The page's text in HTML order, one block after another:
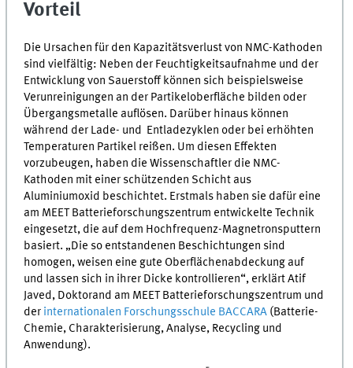
Vorteil
Die Ursachen für den Kapazitätsverlust von NMC-Kathoden
sind vielfältig: Neben der Feuchtigkeitsaufnahme und der
Entwicklung von Sauerstoff können sich beispielsweise
Verunreinigungen an der Partikeloberfläche bilden oder
Übergangsmetalle auflösen. Darüber hinaus können
während der Lade- und Entladezyklen oder bei erhöhten
Temperaturen Partikel reißen. Um diesen Effekten
vorzubeugen, haben die Wissenschaftler die NMC-
Kathoden mit einer schützenden Schicht aus
Aluminiumoxid beschichtet. Erstmals haben sie dafür eine
am MEET Batterieforschungszentrum entwickelte Technik
eingesetzt, die auf dem Hochfrequenz-Magnetronsputtern
basiert. „Die so entstandenen Beschichtungen sind
homogen, weisen eine gute Oberflächenabdeckung auf
und lassen sich in ihrer Dicke kontrollieren“, erklärt Atif
Javed, Doktorand am MEET Batterieforschungszentrum und
der internationalen Forschungsschule BACCARA (Batterie-
Chemie, Charakterisierung, Analyse, Recycling und
Anwendung).